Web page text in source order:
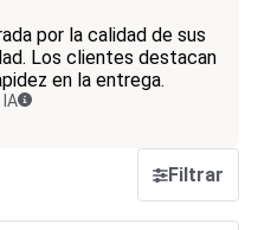
por la calidad de sus
Los clientes destacan
en la entrega.
Filtrar